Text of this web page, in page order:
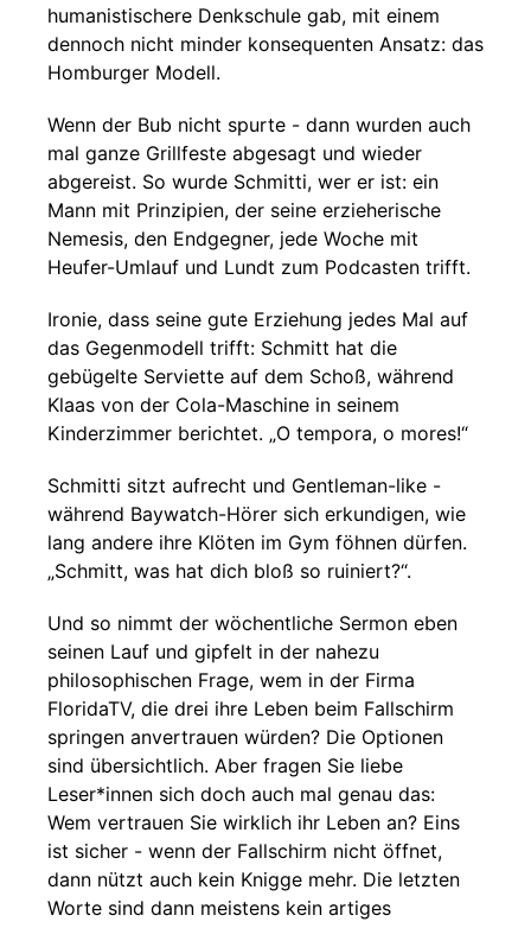
humanistischere Denkschule gab, mit einem
dennoch nicht minder konsequenten Ansatz: das
Homburger Modell.
Wenn der Bub nicht spurte - dann wurden auch
mal ganze Grillfeste abgesagt und wieder
abgereist. So wurde Schmitti, wer er ist: ein
Mann mit Prinzipien, der seine erzieherische
Nemesis, den Endgegner, jede Woche mit
Heufer-Umlauf und Lundt zum Podcasten trifft.
Ironie, dass seine gute Erziehung jedes Mal auf
das Gegenmodell trifft: Schmitt hat die
gebügelte Serviette auf dem Schoß, während
Klaas von der Cola-Maschine in seinem
Kinderzimmer berichtet. „O tempora, o mores!“
Schmitti sitzt aufrecht und Gentleman-like -
während Baywatch-Hörer sich erkundigen, wie
lang andere ihre Klöten im Gym föhnen dürfen.
„Schmitt, was hat dich bloß so ruiniert?“.
Und so nimmt der wöchentliche Sermon eben
seinen Lauf und gipfelt in der nahezu
philosophischen Frage, wem in der Firma
FloridaTV, die drei ihre Leben beim Fallschirm
springen anvertrauen würden? Die Optionen
sind übersichtlich. Aber fragen Sie liebe
Leser*innen sich doch auch mal genau das:
Wem vertrauen Sie wirklich ihr Leben an? Eins
ist sicher - wenn der Fallschirm nicht öffnet,
dann nützt auch kein Knigge mehr. Die letzten
Worte sind dann meistens kein artiges